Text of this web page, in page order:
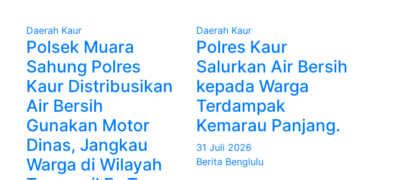
Daerah Kaur
Polsek Muara
Sahung Polres
Kaur Distribusikan
Air Bersih
Gunakan Motor
Dinas, Jangkau
Warga di Wilayah
Daerah Kaur
Polres Kaur
Salurkan Air Bersih
kepada Warga
Terdampak
Kemarau Panjang.
31 Juli 2026
Berita Benglulu